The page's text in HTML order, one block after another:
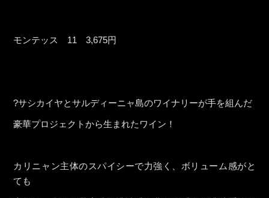
モンテッス 11 3,675円
?サシカイヤとサルディーニャ島のワイナリーが手を組んだ
豪華プロジェクトから生まれたワイン！
カリニャン主体のスパイシーで力強く、ボリューム感がと
ても